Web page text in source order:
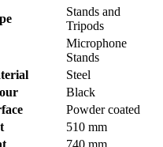
Stands and
Tripods
Microphone
Stands
Steel
Black
Powder coated
510 mm
740 mm